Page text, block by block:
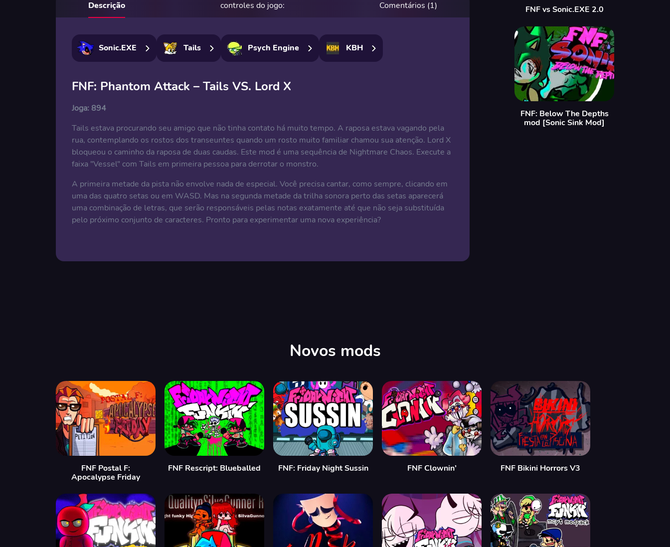
Descrição controles do jogo: Comentários (1)
Sonic.EXE Tails Psych Engine KBH
FNF: Phantom Attack – Tails VS. Lord X
Joga: 894
Tails estava procurando seu amigo que não tinha contato há muito tempo. A raposa estava vagando pela
rua, contemplando os rostos dos transeuntes quando um rosto muito familiar chamou sua atenção. Lord X
bloqueou o caminho da raposa de duas caudas. Este mod é uma sequência de Nightmare Chaos. Execute a
faixa "Vessel" com Tails em primeira pessoa para derrotar o monstro.
A primeira metade da pista não envolve nada de especial. Você precisa cantar, como sempre, clicando em
uma das quatro setas ou em WASD. Mas na segunda metade da trilha sonora perto das setas aparecerá
uma combinação de letras, que serão responsáveis pelas notas exatamente até que não seja substituída
pelo próximo conjunto de caracteres. Pronto para experimentar uma nova experiência?
FNF vs Sonic.EXE 2.0
FNF: Below The Depths
mod [Sonic Sink Mod]
Novos mods
FNF Postal F:
Apocalypse Friday
FNF Rescript: Blueballed FNF: Friday Night Sussin FNF Clownin’ FNF Bikini Horrors V3